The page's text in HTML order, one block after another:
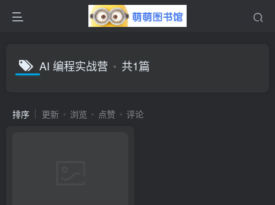
AI 编程实战营 共1篇
排序 更新 浏览 点赞 评论